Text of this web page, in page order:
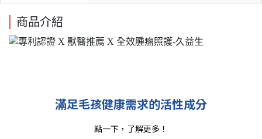
商品介紹
滿足毛孩健康需求的活性成分
點一下，了解更多！